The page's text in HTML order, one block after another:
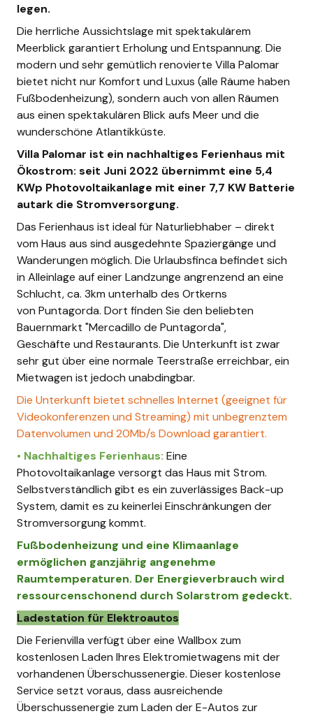
legen.
Die herrliche Aussichtslage mit spektakulärem
Meerblick garantiert Erholung und Entspannung. Die
modern und sehr gemütlich renovierte Villa Palomar
bietet nicht nur Komfort und Luxus (alle Räume haben
Fußbodenheizung), sondern auch von allen Räumen
aus einen spektakulären Blick aufs Meer und die
wunderschöne Atlantikküste.
Villa Palomar ist ein nachhaltiges Ferienhaus mit
Ökostrom: seit Juni 2022 übernimmt eine 5,4
KWp Photovoltaikanlage mit einer 7,7 KW Batterie
autark die Stromversorgung.
Das Ferienhaus ist ideal für Naturliebhaber – direkt
vom Haus aus sind ausgedehnte Spaziergänge und
Wanderungen möglich. Die Urlaubsfinca befindet sich
in Alleinlage auf einer Landzunge angrenzend an eine
Schlucht, ca. 3km unterhalb des Ortkerns
von Puntagorda. Dort finden Sie den beliebten
Bauernmarkt "Mercadillo de Puntagorda",
Geschäfte und Restaurants. Die Unterkunft ist zwar
sehr gut über eine normale Teerstraße erreichbar, ein
Mietwagen ist jedoch unabdingbar.
Die Unterkunft bietet schnelles Internet (geeignet für
Videokonferenzen und Streaming) mit unbegrenztem
Datenvolumen und 20Mb/s Download garantiert.
• Nachhaltiges Ferienhaus: Eine
Photovoltaikanlage versorgt das Haus mit Strom.
Selbstverständlich gibt es ein zuverlässiges Back-up
System, damit es zu keinerlei Einschränkungen der
Stromversorgung kommt.
Fußbodenheizung und eine Klimaanlage
ermöglichen ganzjährig angenehme
Raumtemperaturen. Der Energieverbrauch wird
ressourcenschonend durch Solarstrom gedeckt.
Ladestation für Elektroautos
Die Ferienvilla verfügt über eine Wallbox zum
kostenlosen Laden Ihres Elektromietwagens mit der
vorhandenen Überschussenergie. Dieser kostenlose
Service setzt voraus, dass ausreichende
Überschussenergie zum Laden der E-Autos zur